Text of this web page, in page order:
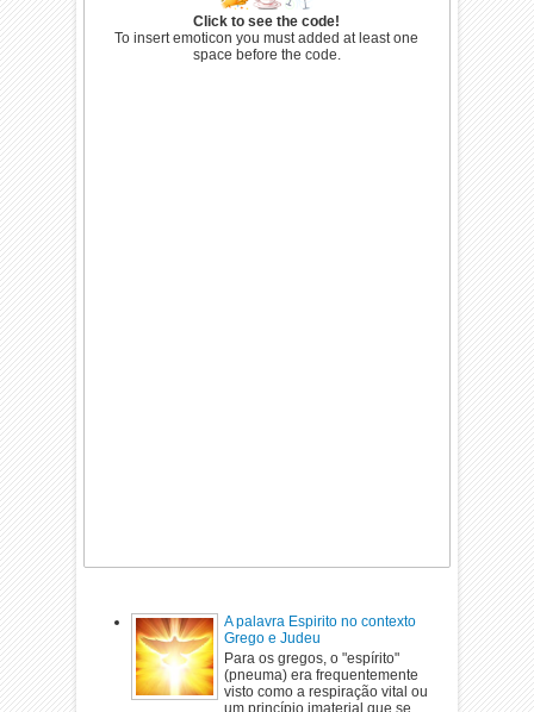
Click to see the code!
To insert emoticon you must added at least one
space before the code.
A palavra Espirito no contexto
Grego e Judeu
Para os gregos, o "espírito"
(pneuma) era frequentemente
visto como a respiração vital ou
um princípio imaterial que se